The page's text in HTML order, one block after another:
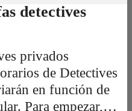
detectives
privados
de Detectives
en función de
Para empezar,…